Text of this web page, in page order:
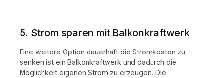
5. Strom sparen mit Balkonkraftwerk
Eine weitere Option dauerhaft die Stromkosten zu
senken ist ein Balkonkraftwerk und dadurch die
Möglichkeit eigenen Strom zu erzeugen. Die